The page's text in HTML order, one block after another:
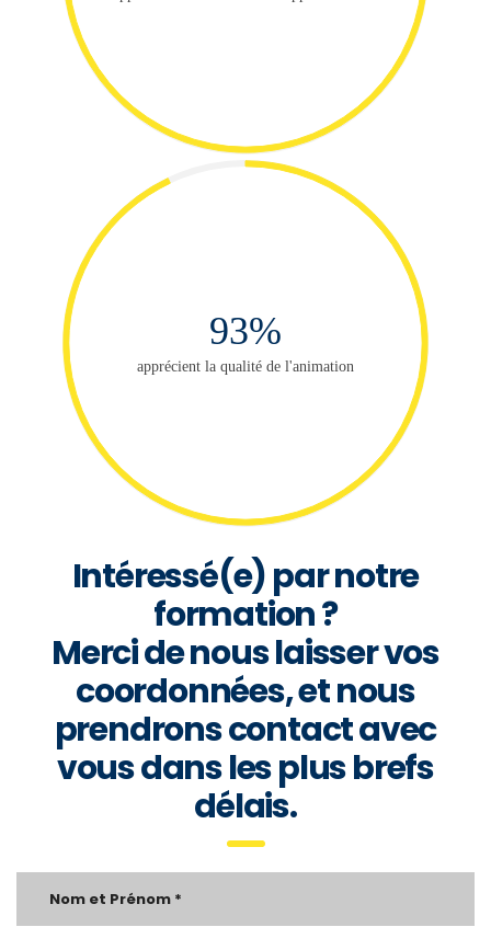
93%
apprécient la qualité de l'animation
Intéressé(e) par notre
formation ?
Merci de nous laisser vos
coordonnées, et nous
prendrons contact avec
vous dans les plus brefs
délais.